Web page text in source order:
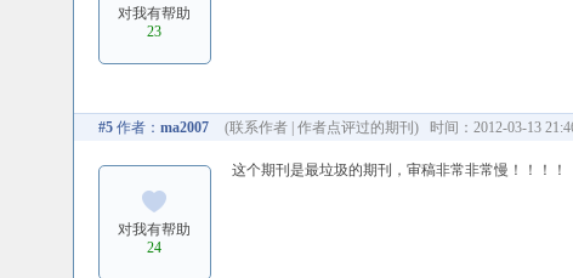
对我有帮助
23
#5作者： ma2007 (联系作者| 作者点评过的期刊 ) 时间：2012-03-13
对我有帮助
24
这个期刊是最垃圾的期刊，审稿非常非常慢！！！！